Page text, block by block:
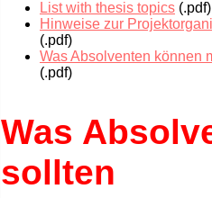
List with thesis topics (.pdf)
Hinweise zur
(.pdf)
Was Absolventen können
(.pdf)
Was
sollten